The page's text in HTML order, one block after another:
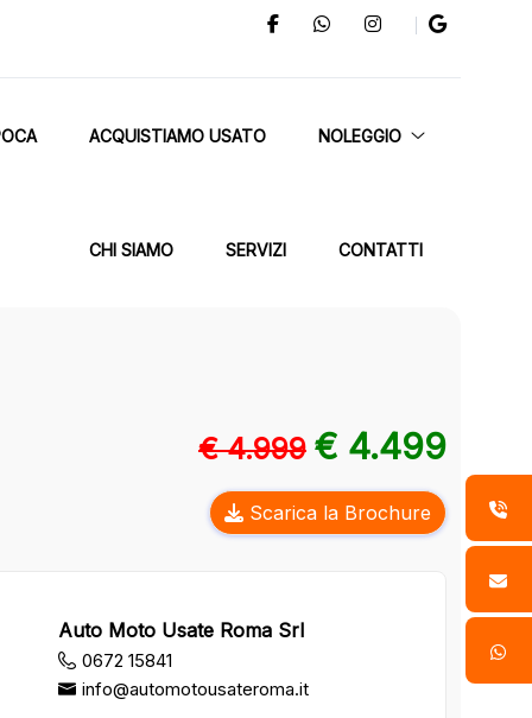
ACQUISTIAMO USATO NOLEGGIO
CHI SIAMO SERVIZI CONTATTI
€ 4.999 € 4.499
Scarica la Brochure
Auto Moto Usate Roma Srl
0672 15841
info@automotousateroma.it